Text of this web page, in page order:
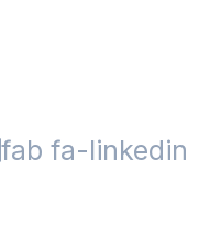
fab fa-linkedin